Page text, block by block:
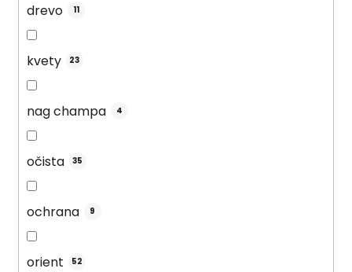
drevo 11
kvety 23
nag champa 4
očista 35
ochrana 9
orient 52